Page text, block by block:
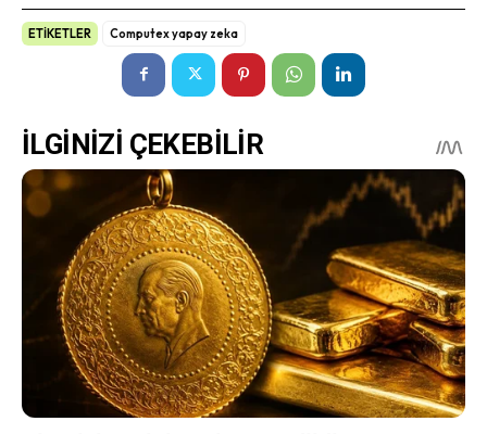
ETİKETLER Computex yapay zeka